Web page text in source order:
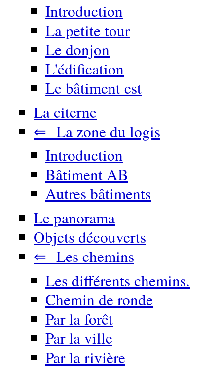
Introduction
La petite tour
Le donjon
L'édification
Le bâtiment est
La citerne
⇐ La zone du logis
Introduction
Bâtiment AB
Autres bâtiments
Le panorama
Objets découverts
⇐ Les chemins
Les différents chemins.
Chemin de ronde
Par la forêt
Par la ville
Par la rivière